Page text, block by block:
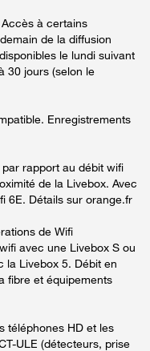
à certains
de la diffusion
le lundi suivant
30 jours (selon le
Enregistrements
rapport au débit wifi
de la Livebox. Avec
6E. Détails sur orange.fr
de Wifi
avec une Livebox S ou
la Livebox 5. Débit en
fibre et équipements
téléphones HD et les
ULE (détecteurs, prise